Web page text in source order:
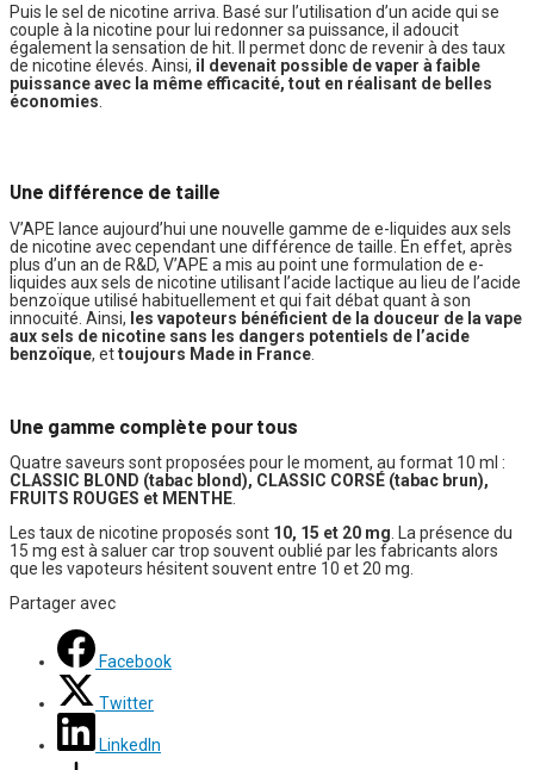
Puis le sel de nicotine arriva. Basé sur l’utilisation d’un acide qui se
couple à la nicotine pour lui redonner sa puissance, il adoucit
également la sensation de hit. Il permet donc de revenir à des taux
de nicotine élevés. Ainsi, il devenait possible de vaper à faible
puissance avec la même efficacité, tout en réalisant de belles
économies
Une différence de taille
V’APE lance aujourd’hui une nouvelle gamme de e-liquides aux sels
de nicotine avec cependant une différence de taille. En effet, après
plus d’un an de R&D, V’APE a mis au point une formulation de e-
liquides aux sels de nicotine utilisant l’acide lactique au lieu de l’acide
benzoïque utilisé habituellement et qui fait débat quant à son
innocuité. Ainsi, les vapoteurs bénéficient de la douceur de la vape
aux sels de nicotine sans les dangers potentiels de l’acide
benzoïque, ettoujours Made in France
Une gamme complète pour tous
Quatre saveurs sont proposées pour le moment, au format 10 ml :
CLASSIC BLOND (tabac blond), CLASSIC CORSÉ (tabac brun),
FRUITS ROUGES et MENTHE.
Les taux de nicotine proposés sont 10, 15 et 20 mg. La présence du
15 mg est à saluer car trop souvent oublié par les fabricants alors
que les vapoteurs hésitent souvent entre 10 et 20 mg.
Partager avec
Facebook
Twitter
LinkedIn